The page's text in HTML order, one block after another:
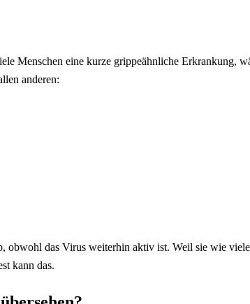
Menschen eine kurze grippeähnliche Erkrankung,
anderen:
obwohl das Virus weiterhin aktiv ist. Weil sie wie
kann das.